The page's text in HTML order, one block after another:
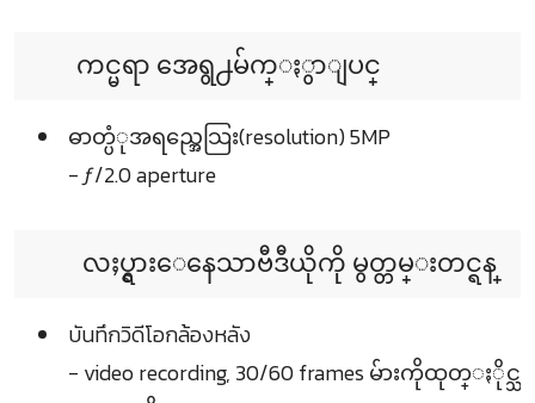
ကင္မရာ အေရွ႕မ်က္ႏွာျပင္
ဓာတ္ပံုအရည္အေသြး(resolution) 5MP
- ƒ/2.0 aperture
လႈပ္ရွားေနေသာဗီဒီယိုကို မွတ္တမ္းတင္ရန္
บันทึกวิดีโอกล้องหลัง
- video recording, 30/60 frames မ်ားကိုထုတ္ႏိုင္သ